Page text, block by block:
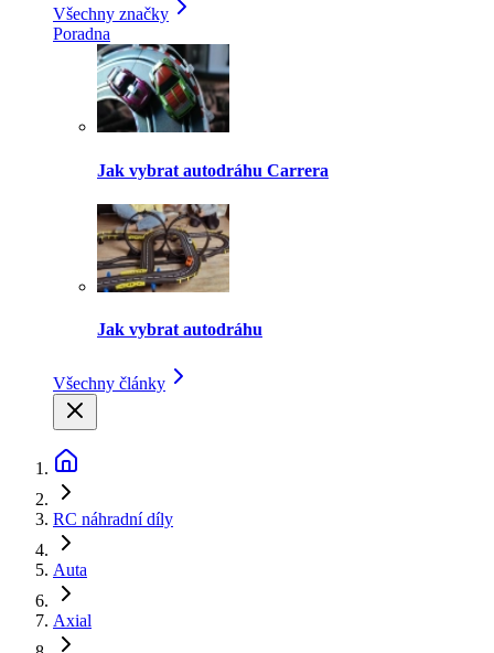
Všechny značky
Poradna
Jak vybrat autodráhu Carrera
Jak vybrat autodráhu
Všechny články
RC náhradní díly
Auta
Axial